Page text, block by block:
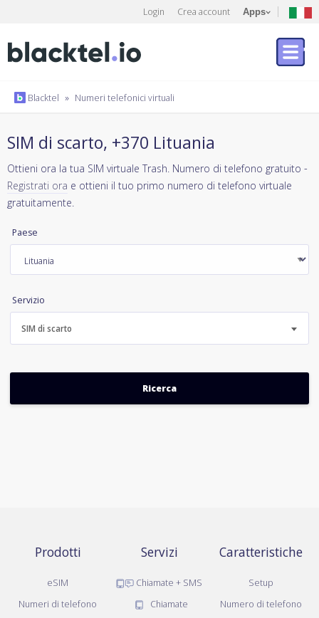
Login Crea account Apps
Blacktel » Numeri telefonici virtuali
SIM di scarto, +370 Lituania
Ottieni ora la tua SIM virtuale Trash. Numero di telefono gratuito -
Registrati ora e ottieni il tuo primo numero di telefono virtuale
gratuitamente.
Paese
Servizio
SIM di scarto
Prodotti
eSIM
Numeri di telefono
Servizi
Chiamate + SMS
Chiamate
Caratteristiche
Setup
Numero di telefono